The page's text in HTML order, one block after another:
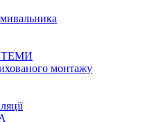
монтажу